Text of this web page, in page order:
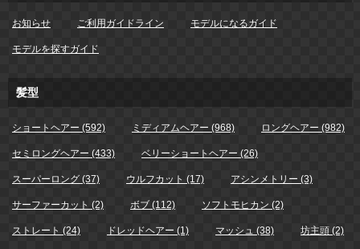
お知らせ ご利用ガイドライン モデルになるガイド
モデルを探すガイド
髪型
ショートヘアー (592) ミディアムヘアー (968) ロングヘアー (982)
セミロングヘアー (433) ベリーショートヘアー (26)
スーパーロング (37) ウルフカット (17) アシンメトリー (3)
サーファーカット (2) ボブ (112) ソフトモヒカン (2)
ストレート (24) ドレッドヘアー (1) マッシュ (38) 坊主頭 (2)